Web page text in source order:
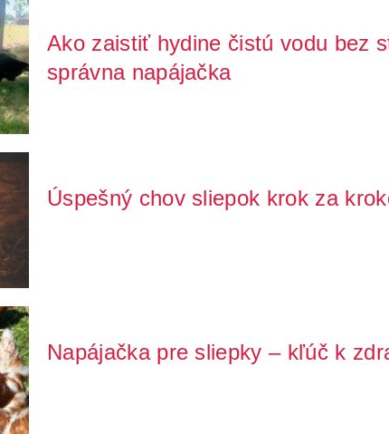
Ako zaistiť hydine čistú vodu bez
správna napájačka
Úspešný chov sliepok krok za
Napájačka pre sliepky – kľúč k